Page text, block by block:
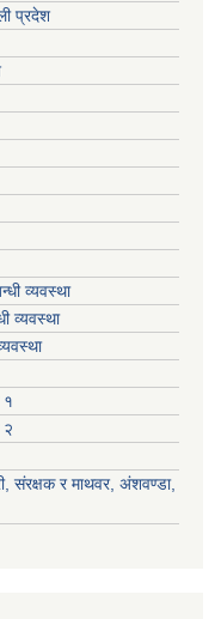
प्रदेश
व्यवस्था
व्यवस्था
१
२
संरक्षक र माथवर, अंशवण्डा,